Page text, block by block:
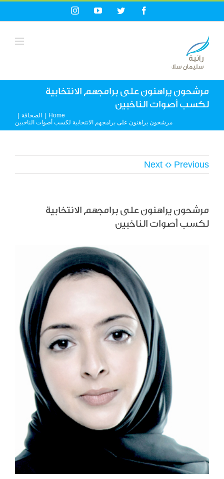
to
content
Facebook
Twitter
YouTube
Instagram
مرشحون يراهنون على برامجهم الانتخابية
لكسب أصوات الناخبين
Home الصحافة
مرشحون يراهنون على برامجهم الانتخابية لكسب أصوات الناخبين
Previous
Next
مرشحون يراهنون على برامجهم الانتخابية
لكسب أصوات الناخبين